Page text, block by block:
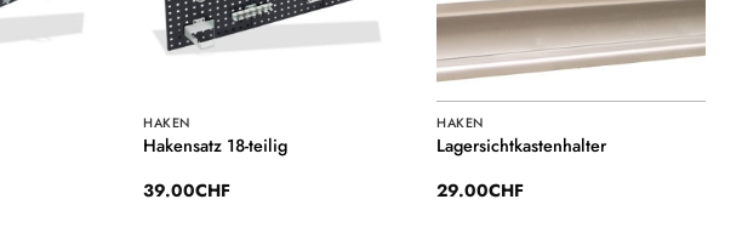
HAKEN
Hakensatz 18-teilig
39.00CHF
HAKEN
Lagersichtkastenhalter
29.00CHF